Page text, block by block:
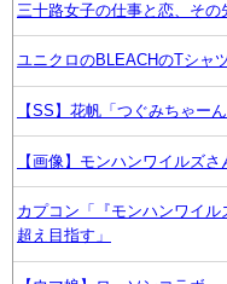
三十路女子の仕事と恋、その
ユニクロのBLEACHのTシャ
【SS】花帆「つぐみちゃー
【画像】モンハンワイルズ
カプコン「『モンハンワイ
超え目指す」